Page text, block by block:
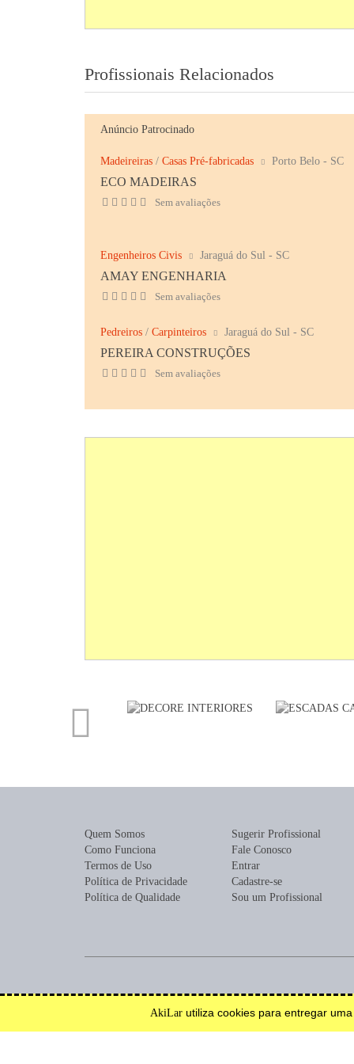
Profissionais Relacionados
Anúncio Patrocinado
Madeireiras / Casas Pré-fabricadas Porto Belo - SC
ECO MADEIRAS
Sem avaliações
Engenheiros Civis Jaraguá do Sul - SC
AMAY ENGENHARIA
Sem avaliações
Pedreiros / Carpinteiros Jaraguá do Sul - SC
PEREIRA CONSTRUÇÕES
Sem avaliações
Quem Somos
Como Funciona
Termos de Uso
Política de Privacidade
Política de Qualidade
Sugerir Profissional
Fale Conosco
Entrar
Cadastre-se
Sou um Profissional
Encontre profissionais para construção, reforma, mobília ou
AkiLar utiliza cookies para entregar